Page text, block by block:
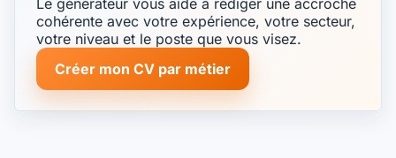
cohérente avec votre expérience, votre secteur,
votre niveau et le poste que vous visez.
Créer mon CV par métier